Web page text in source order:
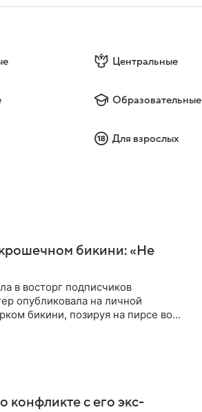
Центральные
Образовательные
Для взрослых
бикини: «Не
в восторг подписчиков
опубликовала на личной
бикини, позируя на пирсе во
с его экс-